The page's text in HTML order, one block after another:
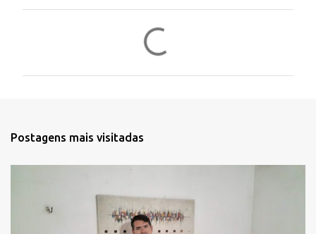
Postagens mais visitadas